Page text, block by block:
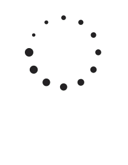
May '26